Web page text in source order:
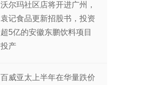
沃尔玛社区店将开进广州，
袁记食品更新招股书，投资
超5亿的安徽东鹏饮料项目
投产
百威亚太上半年在华量跌价